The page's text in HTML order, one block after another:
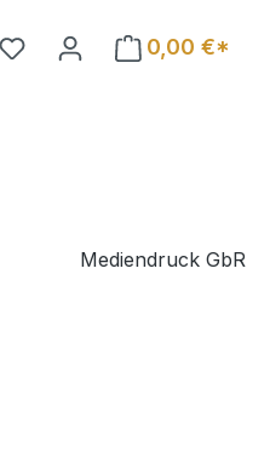
0,00 €*
Mediendruck GbR